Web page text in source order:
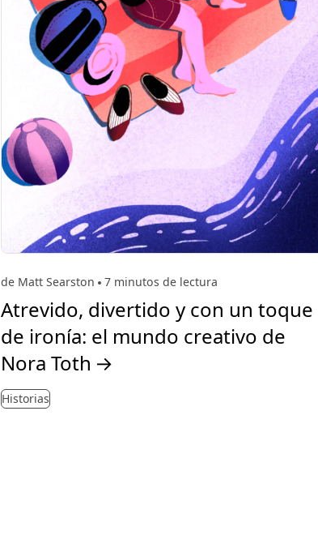
de Matt Searston 7 minutos de lectura
Atrevido, divertido y con un toque
de ironía: el mundo creativo de
Nora Toth →
Historias